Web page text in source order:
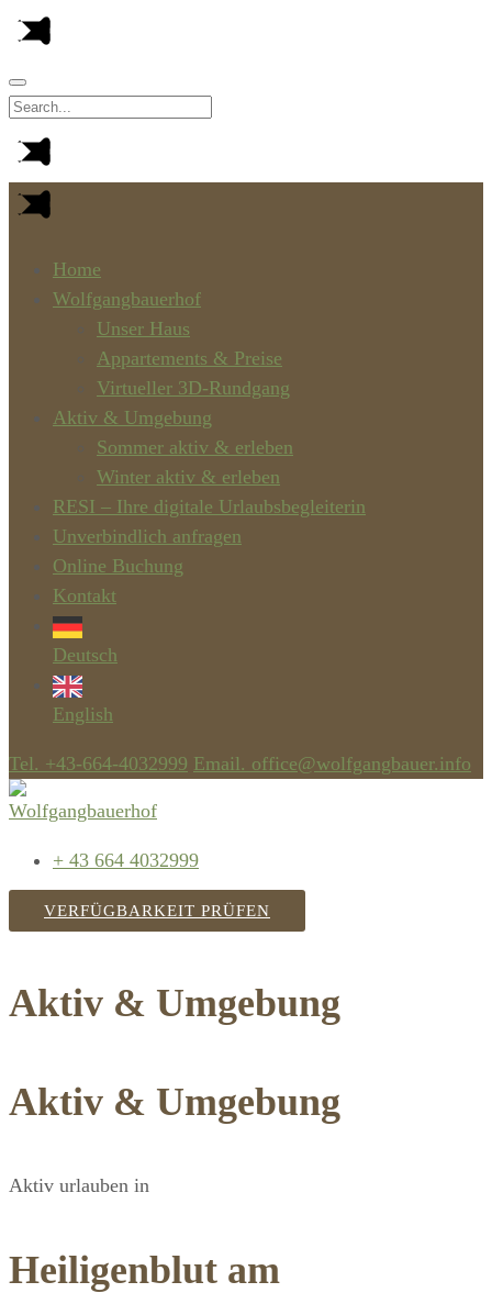
Home
Wolfgangbauerhof
Unser Haus
Appartements & Preise
Virtueller 3D-Rundgang
Aktiv & Umgebung
Sommer aktiv & erleben
Winter aktiv & erleben
RESI – Ihre digitale Urlaubsbegleiterin
Unverbindlich anfragen
Online Buchung
Kontakt
Deutsch
English
Tel. +43-664-4032999 Email. office@wolfgangbauer.info
+ 43 664 4032999
VERFÜGBARKEIT PRÜFEN
Aktiv & Umgebung
Aktiv & Umgebung
Aktiv urlauben in
Heiligenblut am